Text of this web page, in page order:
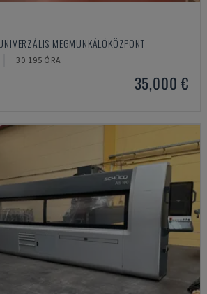
MEGMUNKÁLÓKÖZPONT
30.195 ÓRA
35,000 €